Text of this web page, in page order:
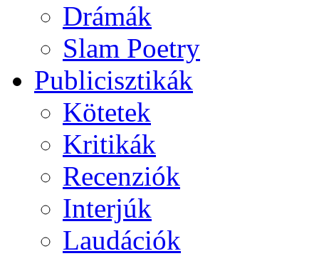
Drámák
Slam Poetry
Publicisztikák
Kötetek
Kritikák
Recenziók
Interjúk
Laudációk